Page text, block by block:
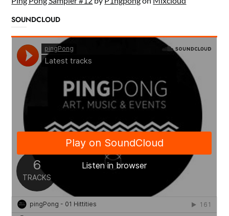
SOUNDCLOUD